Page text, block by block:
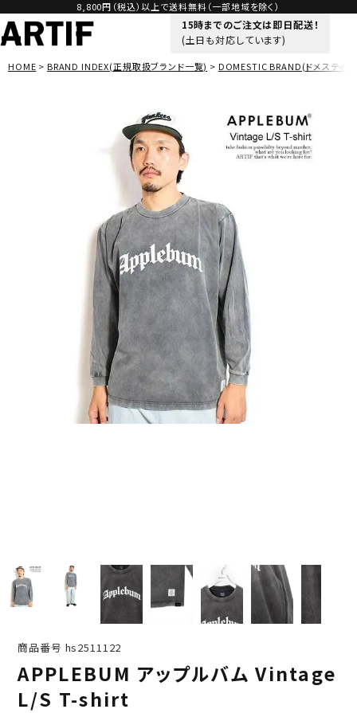
8,800円（税込）以上で送料無料（一部地域を除く）
15時までのご注文は即日配送！
(土日も対応しています)
HOME BRAND INDEX(正規取扱ブランド一覧) DOMESTIC BRAND(ドメスティッ
商品番号 hs2511122
APPLEBUM アップルバム Vintage
L/S T-shirt